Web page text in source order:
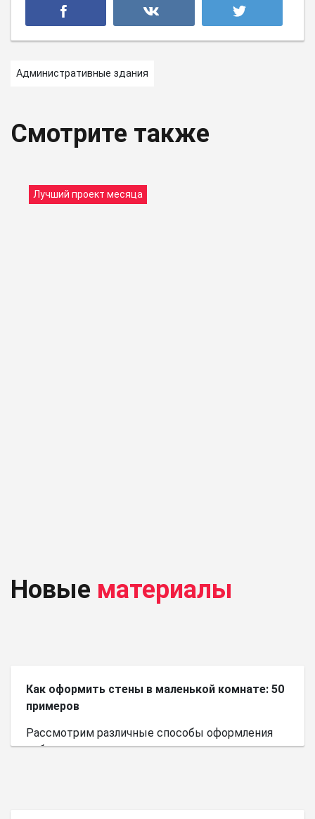
Административные здания
Смотрите также
Лучший проект месяца
Новые материалы
Как оформить стены в маленькой комнате: 50
примеров
Рассмотрим различные способы оформления
небольшого пространства.